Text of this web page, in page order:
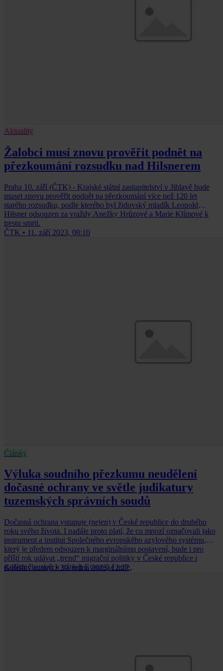
Aktuality
Žalobci musí znovu prověřit podnět na
přezkoumání rozsudku nad Hilsnerem
Praha 10. září (ČTK) - Krajské státní zastupitelství v Jihlavě bude
muset znovu prověřit podnět na přezkoumání více než 120 let
starého rozsudku, podle kterého byl židovský mladík Leopold
Hilsner odsouzen za vraždy Anežky Hrůzové a Marie Klímové k
trestu smrti.
ČTK • 11. září 2023, 08:10
Články
Výluka soudního přezkumu neudělení
dočasné ochrany ve světle judikatury
tuzemských správních soudů
Dočasná ochrana vstupuje (nejen) v České republice do druhého
roku svého života. I nadále proto platí, že co mnozí označovali jako
instrument a institut Společného evropského azylového systému,
který je předem odsouzen k marginálnímu postavení, bude i pro
příští rok udávat „trend“ migrační politiky v České republice i
dalších členských státech Evropské unie.
Kolektiv autorů • 30. ledna 2023, 12:27